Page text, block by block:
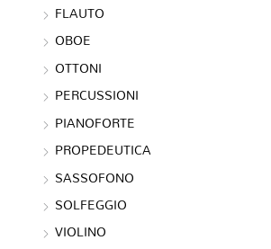
FLAUTO
OBOE
OTTONI
PERCUSSIONI
PIANOFORTE
PROPEDEUTICA
SASSOFONO
SOLFEGGIO
VIOLINO